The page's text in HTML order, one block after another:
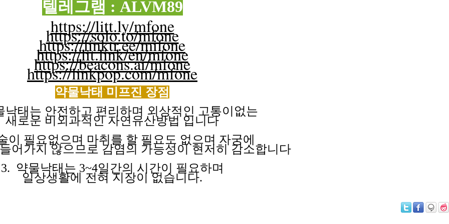
텔레그램 : ALVM89
https://litt.ly/mfone
https://solo.to/mfone
https://linktr.ee/mifone
https://lit.link/en/mfone
https://beacons.ai/mfone
https://linkpop.com/mfone
약물낙태 미프진 장점
낙태는 안전하고 편리하며 외상적인 고통이없는
새로운 비외과적인자연유산방법입니다
이 필요없으며 마취를 할 필요도 없으며 자궁에
들어가지 않으므로 감염의 가능성이현저히감소합니다
3. 약물낙태는 3~4일간의 시간이 필요하며
일상생활에 전혀 지장이 없습니다.